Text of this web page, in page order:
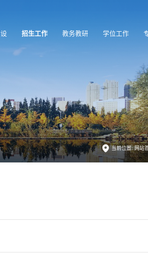
招生工作 教务教研 学位工作
当前位置:网站